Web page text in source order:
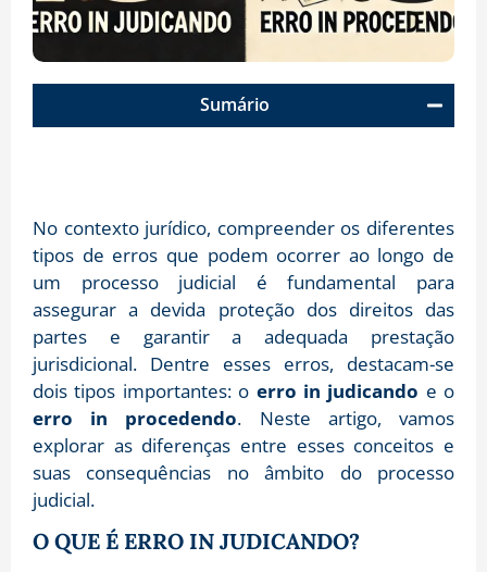
Sumário
No contexto jurídico, compreender os diferentes
tipos de erros que podem ocorrer ao longo de
um processo judicial é fundamental para
assegurar a devida proteção dos direitos das
partes e garantir a adequada prestação
jurisdicional. Dentre esses erros, destacam-se
dois tipos importantes: o erro in judicando e o
erro in procedendo. Neste artigo, vamos
explorar as diferenças entre esses conceitos e
suas consequências no âmbito do processo
judicial.
O QUE É ERRO IN JUDICANDO?